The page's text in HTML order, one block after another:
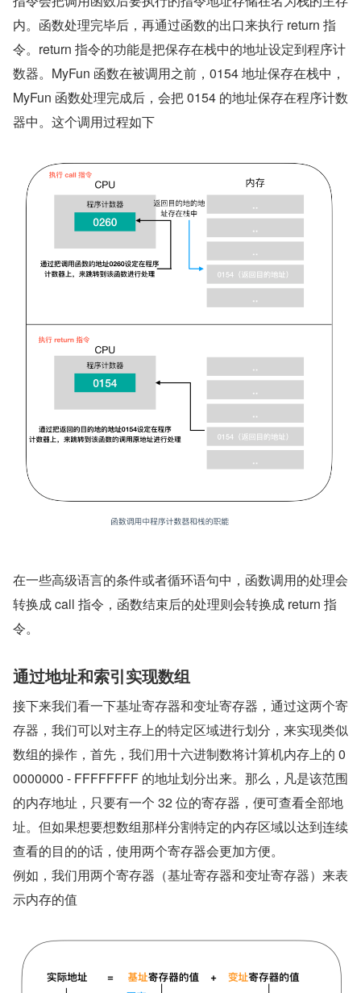
内。函数处理完毕后，再通过函数的出口来执行 return 指
令。return 指令的功能是把保存在栈中的地址设定到程序计
数器。MyFun 函数在被调用之前，0154 地址保存在栈中，
MyFun 函数处理完成后，会把 0154 的地址保存在程序计数
器中。这个调用过程如下
在一些高级语言的条件或者循环语句中，函数调用的处理会
转换成 call 指令，函数结束后的处理则会转换成 return 指
令。
通过地址和索引实现数组
接下来我们看一下基址寄存器和变址寄存器，通过这两个寄
存器，我们可以对主存上的特定区域进行划分，来实现类似
数组的操作，首先，我们用十六进制数将计算机内存上的 0
0000000 - FFFFFFFF 的地址划分出来。那么，凡是该范围
的内存地址，只要有一个 32 位的寄存器，便可查看全部地
址。但如果想要想数组那样分割特定的内存区域以达到连续
查看的目的的话，使用两个寄存器会更加方便。
例如，我们用两个寄存器（基址寄存器和变址寄存器）来表
示内存的值